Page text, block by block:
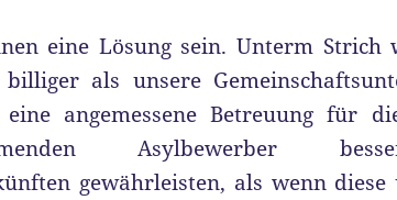
eine Lösung sein. Unterm Strich
als unsere
angemessene Betreuung für
Asylbewerber
gewährleisten, als wenn diese